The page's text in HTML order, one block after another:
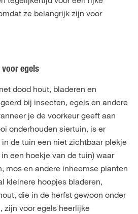
ze belangrijk zijn voor
egels
dood hout, bladeren en
bij insecten, egels en andere
je de voorkeur geeft aan
onderhouden siertuin, is er
de tuin een niet zichtbaar plekje
een hoekje van de tuin) waar
mos en andere inheemse planten
kleinere hoopjes bladeren,
die in de herfst gewoon onder
zijn voor egels heerlijke